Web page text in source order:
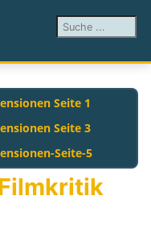
Suchen ...
Seite 1
Seite 3
Seite-5